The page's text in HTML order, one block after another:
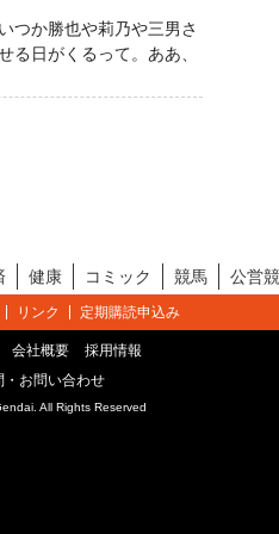
つか勝也や莉乃や三男さ
る日がくるって。ああ、
健康 コミック 競馬 公営
リンク 定期購読申込み
会社概要
採用情報
・お問い合わせ
All Rights Reserved